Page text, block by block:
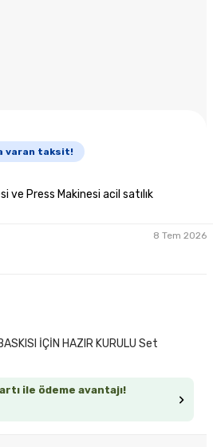
varan taksit!
ve Press Makinesi acil satılık
8 Tem 2026
ile ödeme avantajı!
İÇİN HAZIR KURULU Set